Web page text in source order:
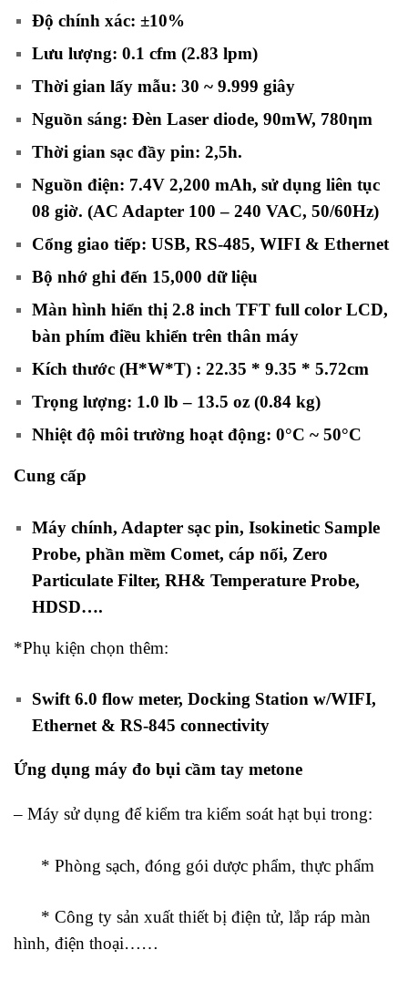
Độ chính xác: ±10%
Lưu lượng: 0.1 cfm (2.83 lpm)
Thời gian lấy mẫu: 30 ~ 9.999 giây
Nguồn sáng: Đèn Laser diode, 90mW, 780ηm
Thời gian sạc đầy pin: 2,5h.
Nguồn điện: 7.4V 2,200 mAh, sử dụng liên tục
08 giờ. (AC Adapter 100 – 240 VAC, 50/60Hz)
Cổng giao tiếp: USB, RS-485, WIFI & Ethernet
Bộ nhớ ghi đến 15,000 dữ liệu
Màn hình hiển thị 2.8 inch TFT full color LCD,
bàn phím điều khiển trên thân máy
Kích thước (H*W*T) : 22.35 * 9.35 * 5.72cm
Trọng lượng: 1.0 lb – 13.5 oz (0.84 kg)
Nhiệt độ môi trường hoạt động: 0°C ~ 50°C
Cung cấp
Máy chính, Adapter sạc pin, Isokinetic Sample
Probe, phần mềm Comet, cáp nối, Zero
Particulate Filter, RH& Temperature Probe,
HDSD….
*Phụ kiện chọn thêm:
Swift 6.0 flow meter, Docking Station w/WIFI,
Ethernet & RS-845 connectivity
Ứng dụng máy đo bụi cầm tay metone
– Máy sử dụng để kiểm tra kiểm soát hạt bụi trong:
* Phòng sạch, đóng gói dược phẩm, thực phẩm
* Công ty sản xuất thiết bị điện tử, lắp ráp màn
hình, điện thoại……